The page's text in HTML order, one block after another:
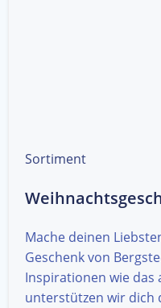
Sortiment
Mache deinen
Geschenk von
Inspirationen wie das
unterstützen wir dich